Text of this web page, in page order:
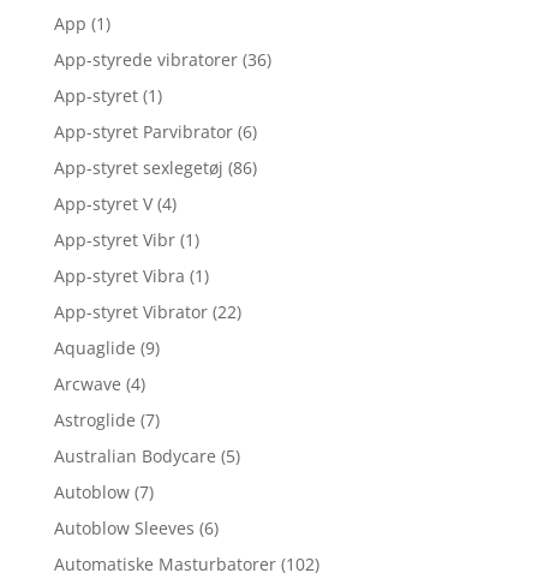
App (1)
App-styrede vibratorer (36)
App-styret (1)
App-styret Parvibrator (6)
App-styret sexlegetøj (86)
App-styret V (4)
App-styret Vibr (1)
App-styret Vibra (1)
App-styret Vibrator (22)
Aquaglide (9)
Arcwave (4)
Astroglide (7)
Australian Bodycare (5)
Autoblow (7)
Autoblow Sleeves (6)
Automatiske Masturbatorer (102)